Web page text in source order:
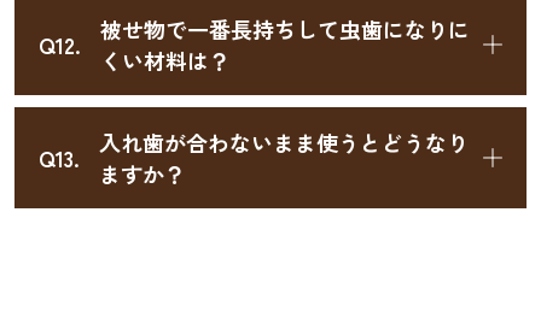
Q12.
被せ物で一番長持ちして虫歯になりに
くい材料は？
Q13.
入れ歯が合わないまま使うとどうなり
ますか？